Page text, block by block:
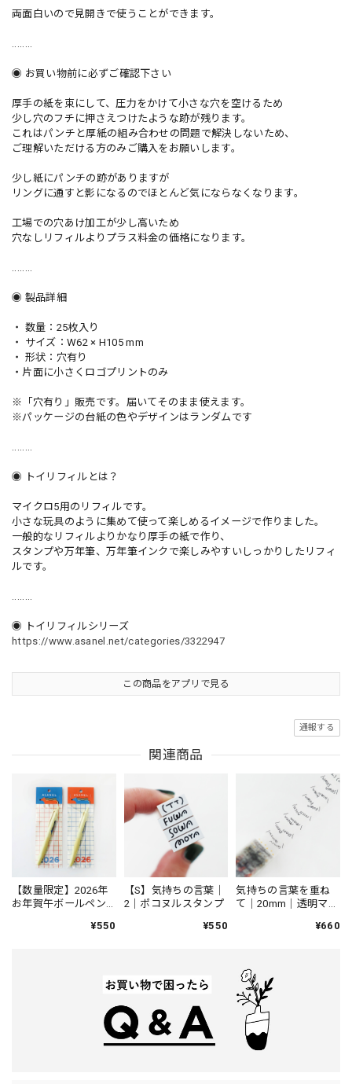
両面白いので見開きで使うことができます。
◉ お買い物前に必ずご確認下さい
厚手の紙を束にして、圧力をかけて小さな穴を空けるため
少し穴のフチに押さえつけたような跡が残ります。
これはパンチと厚紙の組み合わせの問題で解決しないため、
ご理解いただける方のみご購入をお願いします。
少し紙にパンチの跡がありますが
リングに通すと影になるのでほとんど気にならなくなります。
工場での穴あけ加工が少し高いため
穴なしリフィルよりプラス料金の価格になります。
◉ 製品詳細
・ 数量：25枚入り
・ サイズ：W62 × H105 mm
・ 形状：穴有り
・片面に小さくロゴプリントのみ
※「穴有り」販売です。届いてそのまま使えます。
※パッケージの台紙の色やデザインはランダムです
◉ トイリフィルとは？
マイクロ5用のリフィルです。
小さな玩具のように集めて使って楽しめるイメージで作りました。
一般的なリフィルよりかなり厚手の紙で作り、
スタンプや万年筆、万年筆インクで楽しみやすいしっかりしたリフィ
ルです。
◉ トイリフィルシリーズ
https://www.asanel.net/categories/3322947
この商品をアプリで見る
通報する
関連商品
【数量限定】2026年
お年賀午ボールペン
¥550
【S】気持ちの言葉｜
2｜ポコヌルスタンプ
¥550
気持ちの言葉を重ね
て｜20mm｜透明マス
¥660